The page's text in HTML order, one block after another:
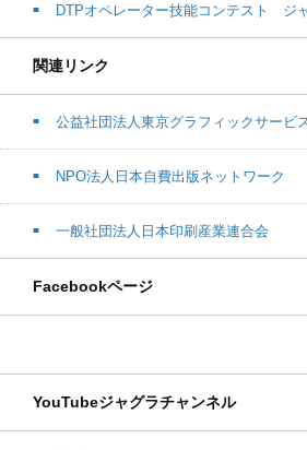
DTPオペレーター技能コンテスト ジ
関連リンク
公益社団法人東京グラフィックサービ
NPO法人日本自費出版ネットワーク
一般社団法人日本印刷産業連合会
Facebookページ
YouTubeジャグラチャンネル